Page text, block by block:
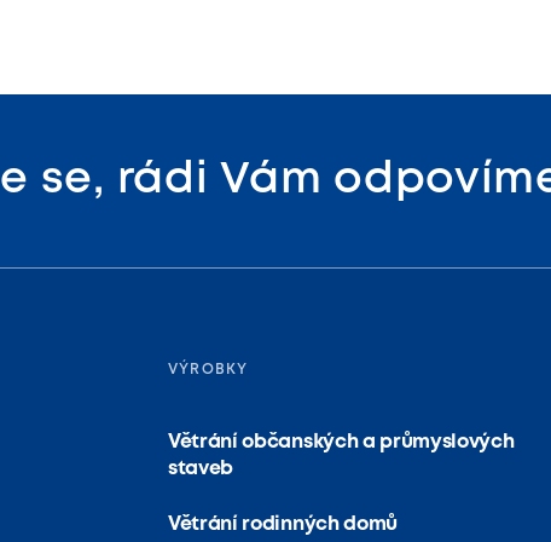
se, rádi Vám
VÝROBKY
Větrání občanských a průmyslových
staveb
Větrání rodinných domů